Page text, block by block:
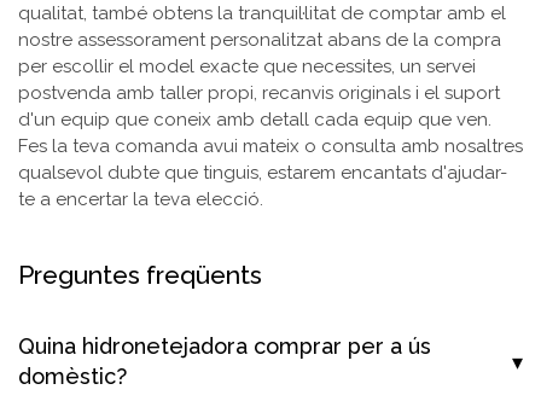
qualitat, també obtens la tranquil·litat de comptar amb el
nostre assessorament personalitzat abans de la compra
per escollir el model exacte que necessites, un servei
postvenda amb taller propi, recanvis originals i el suport
d'un equip que coneix amb detall cada equip que ven.
Fes la teva comanda avui mateix o consulta amb nosaltres
qualsevol dubte que tinguis, estarem encantats d'ajudar-
te a encertar la teva elecció.
Preguntes freqüents
Quina hidronetejadora comprar per a ús
domèstic?